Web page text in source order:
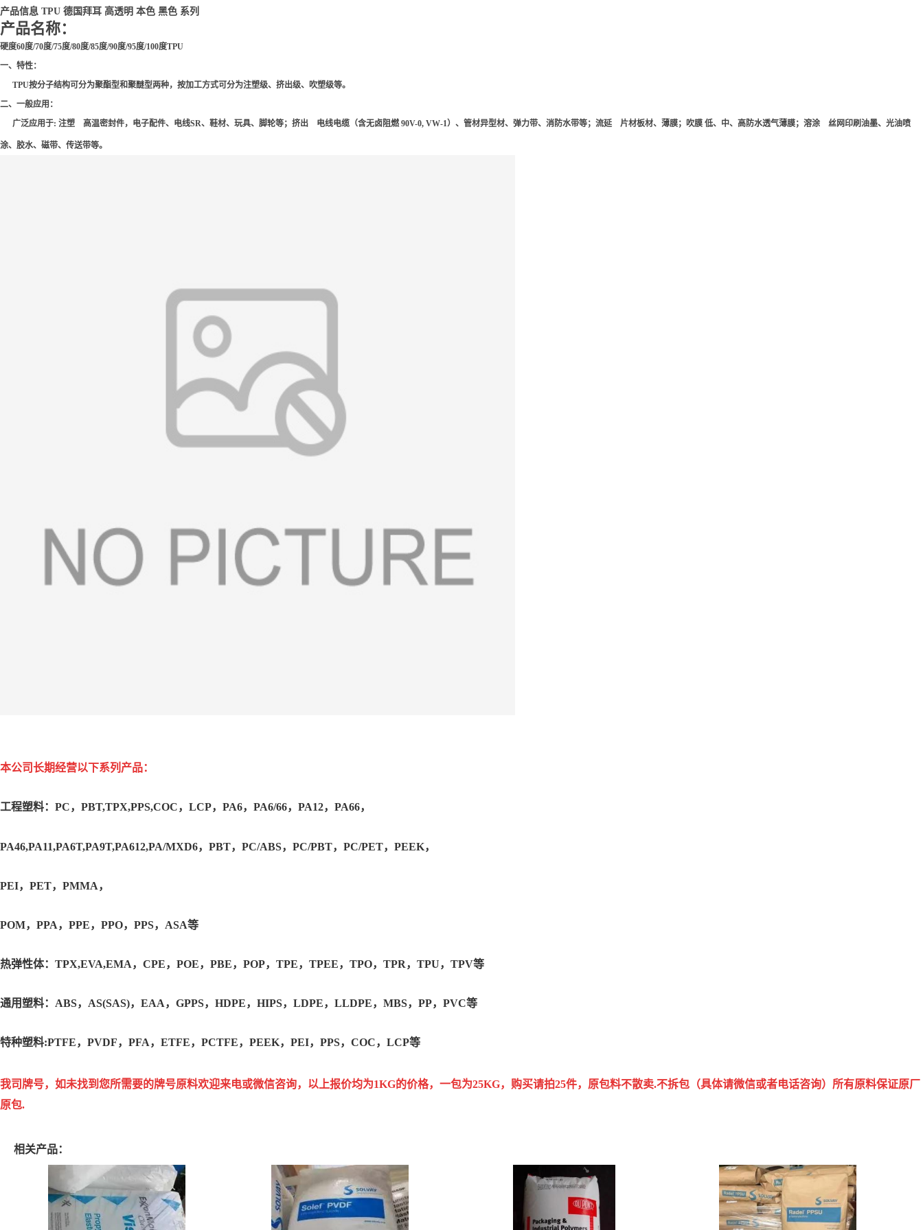
产品信息 TPU 德国拜耳 高透明 本色 黑色 系列
产品名称：
硬度60度/70度/75度/80度/85度/90度/95度/100度TPU
一、特性：
TPU按分子结构可分为聚酯型和聚醚型两种，按加工方式可分为注塑级、挤出级、吹塑级等。
二、一般应用：
广泛应用于: 注塑 高温密封件，电子配件、电线SR、鞋材、玩具、脚轮等；挤出 电线电缆（含无卤阻燃 90V-0, VW-1）、管材异型材、弹力带、消防水带等；流延 片材板材、薄膜；吹膜 低、中、高防水透气薄膜；溶涂 丝网印刷油墨、光油喷
涂、胶水、磁带、传送带等。
本公司长期经营以下系列产品：
工程塑料：PC，PBT,TPX,PPS,COC，LCP，PA6，PA6/66，PA12，PA66，
PA46,PA11,PA6T,PA9T,PA612,PA/MXD6，PBT，PC/ABS，PC/PBT，PC/PET，PEEK，
PEI，PET，PMMA，
POM，PPA，PPE，PPO，PPS，ASA等
热弹性体：TPX,EVA,EMA，CPE，POE，PBE，POP，TPE，TPEE，TPO，TPR，TPU，TPV等
通用塑料：ABS，AS(SAS)，EAA，GPPS，HDPE，HIPS，LDPE，LLDPE，MBS，PP，PVC等
特种塑料:PTFE，PVDF，PFA，ETFE，PCTFE，PEEK，PEI，PPS，COC，LCP等
我司牌号，如未找到您所需要的牌号原料欢迎来电或微信咨询，以上报价均为1KG的价格，一包为25KG，购买请拍25件，原包料不散卖.不拆包（具体请微信或者电话咨询）所有原料保证原厂
原包.
相关产品：